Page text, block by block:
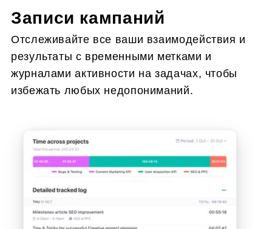
Записи кампаний
Отслеживайте все ваши взаимодействия и
результаты с временными метками и
журналами активности на задачах, чтобы
избежать любых недопониманий.